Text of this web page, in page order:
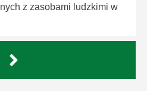
z zasobami ludzkimi w